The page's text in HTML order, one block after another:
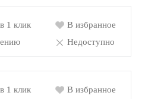
1 клик
В избранное
Недоступно
1 клик
В избранное